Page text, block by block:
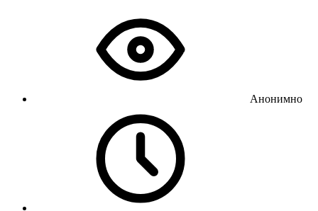
Анонимно